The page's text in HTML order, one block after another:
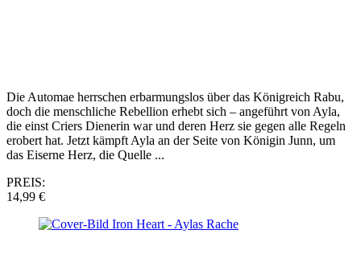
Die Automae herrschen erbarmungslos über das Königreich Rabu,
doch die menschliche Rebellion erhebt sich – angeführt von Ayla,
die einst Criers Dienerin war und deren Herz sie gegen alle Regeln
erobert hat. Jetzt kämpft Ayla an der Seite von Königin Junn, um
das Eiserne Herz, die Quelle ...
PREIS:
14,99 €